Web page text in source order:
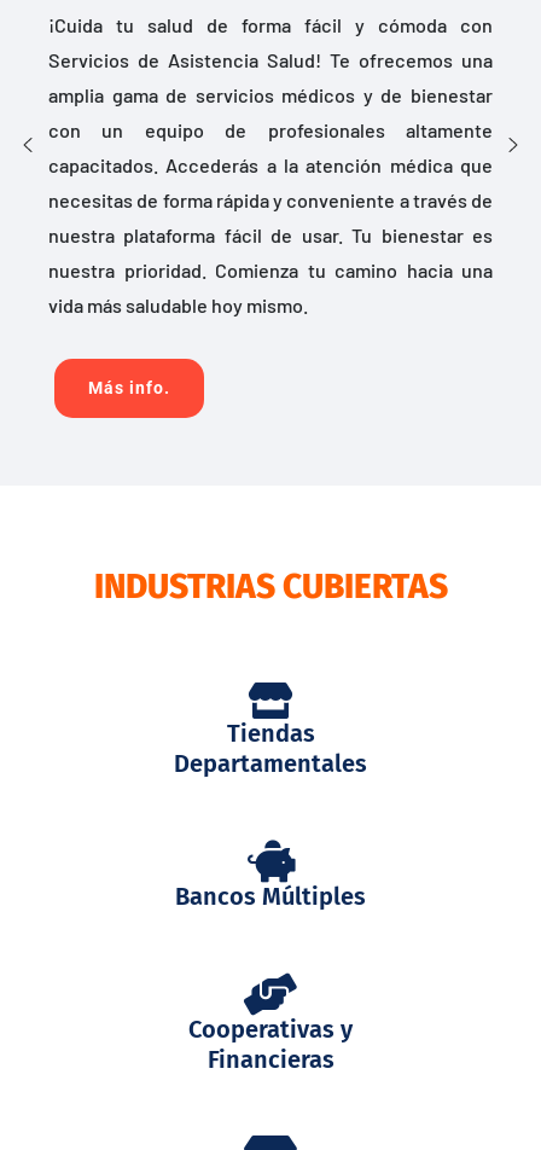
¡Cuida tu salud de forma fácil y cómoda con
Servicios de Asistencia Salud! Te ofrecemos una
amplia gama de servicios médicos y de bienestar
con un equipo de profesionales altamente
capacitados. Accederás a la atención médica que
necesitas de forma rápida y conveniente a través de
nuestra plataforma fácil de usar. Tu bienestar es
nuestra prioridad. Comienza tu camino hacia una
vida más saludable hoy mismo.
Más info.
INDUSTRIAS CUBIERTAS
Tiendas
Departamentales
Bancos Múltiples
Cooperativas y
Financieras